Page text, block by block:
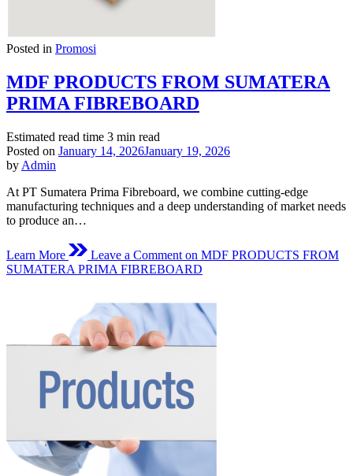
Posted in Promosi
MDF PRODUCTS FROM SUMATERA
PRIMA FIBREBOARD
Estimated read time 3 min read
Posted on January 14, 2026January 19, 2026
by Admin
At PT Sumatera Prima Fibreboard, we combine cutting-edge
manufacturing techniques and a deep understanding of market needs
to produce an…
Learn More Leave a Comment on MDF PRODUCTS FROM
SUMATERA PRIMA FIBREBOARD